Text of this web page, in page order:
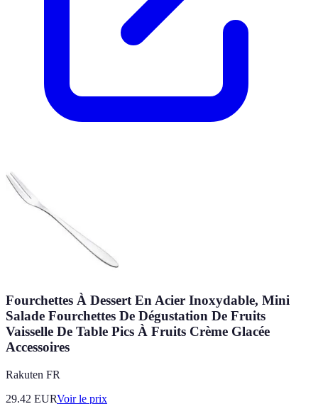
Fourchettes À Dessert En Acier Inoxydable, Mini
Salade Fourchettes De Dégustation De Fruits
Vaisselle De Table Pics À Fruits Crème Glacée
Accessoires
Rakuten FR
29.42 EURVoir le prix